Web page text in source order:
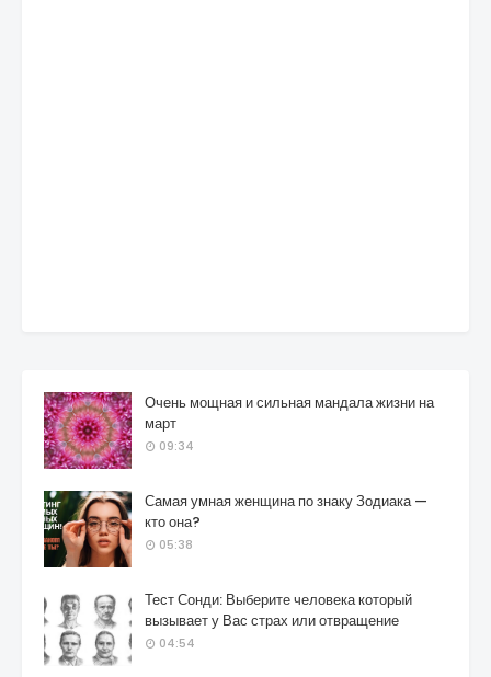
Очень мощная и сильная мандала жизни на
март
09:34
Самая умная женщина по знаку Зодиака —
кто она?
05:38
Тест Сонди: Выберите человека который
вызывает у Вас страх или отвращение
04:54